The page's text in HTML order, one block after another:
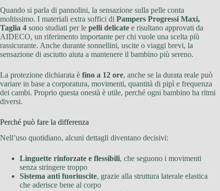
Quando si parla di pannolini, la sensazione sulla pelle conta
moltissimo. I materiali extra soffici di Pampers Progressi Maxi,
Taglia 4 sono studiati per le pelli delicate e risultano approvati da
AIDECO, un riferimento importante per chi vuole una scelta più
rassicurante. Anche durante sonnellini, uscite o viaggi brevi, la
sensazione di asciutto aiuta a mantenere il bambino più sereno.
La protezione dichiarata è fino a 12 ore, anche se la durata reale può
variare in base a corporatura, movimenti, quantità di pipì e frequenza
dei cambi. Proprio questa onestà è utile, perché ogni bambino ha ritmi
diversi.
Perché può fare la differenza
Nell’uso quotidiano, alcuni dettagli diventano decisivi:
Linguette rinforzate e flessibili, che seguono i movimenti
senza stringere troppo
Sistema anti fuoriuscite, grazie alla struttura laterale elastica
che aderisce bene al corpo